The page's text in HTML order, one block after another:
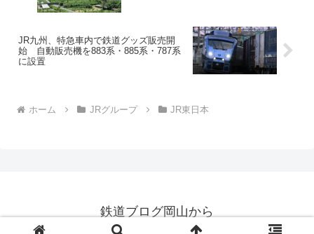
JR九州、特急車内で鉄道グッズ販売開
始 自動販売機を883系・885系・787系
に設置
ホーム JRグループ JR東日本
鉄道ブログ岡山から